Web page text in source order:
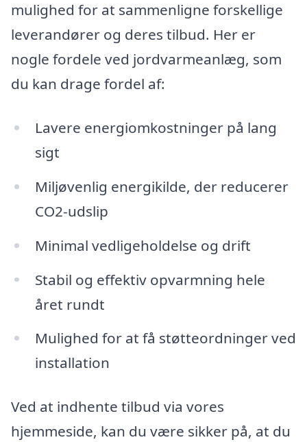
mulighed for at sammenligne forskellige
leverandører og deres tilbud. Her er
nogle fordele ved jordvarmeanlæg, som
du kan drage fordel af:
Lavere energiomkostninger på lang
sigt
Miljøvenlig energikilde, der reducerer
CO2-udslip
Minimal vedligeholdelse og drift
Stabil og effektiv opvarmning hele
året rundt
Mulighed for at få støtteordninger ved
installation
Ved at indhente tilbud via vores
hjemmeside, kan du være sikker på, at du